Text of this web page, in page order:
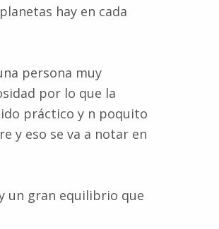
hay en cada
persona muy
por lo que la
práctico y n poquito
y eso se va a notar en
un gran equilibrio que